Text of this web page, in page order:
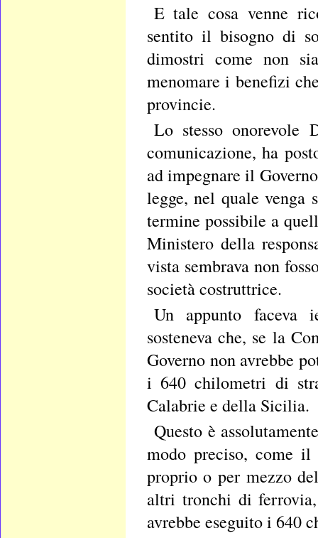
E tale cosa venne
sentito il bisogno di
dimostri come non
menomare i benefizi
provincie.
Lo stesso onorevole
comunicazione, ha
ad impegnare il
legge, nel quale
termine possibile a
Ministero della
vista sembrava non
società costruttrice.
Un appunto faceva
sosteneva che, se la
Governo non avrebbe
i 640 chilometri di
Calabrie e della Sicilia.
Questo è
modo preciso, come
proprio o per mezzo
altri tronchi di
avrebbe eseguito i 640